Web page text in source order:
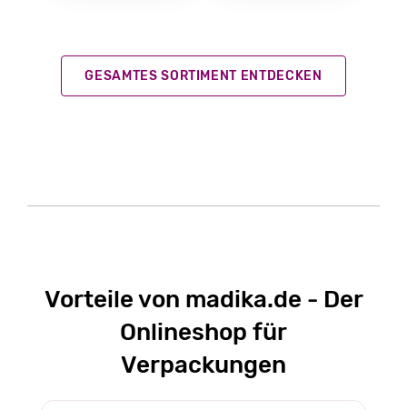
GESAMTES SORTIMENT ENTDECKEN
Vorteile von madika.de - Der
Onlineshop für
Verpackungen